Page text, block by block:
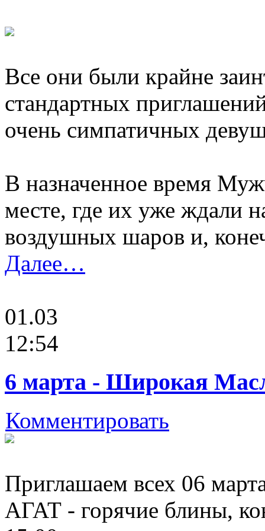
Все они были крайне
стандартных
очень симпатичных
В назначенное время
месте, где их уже ждали
воздушных шаров и,
Далее…
01.03
12:54
6 марта - Широкая
Комментировать
Приглашаем всех 06
АГАТ - горячие блины,